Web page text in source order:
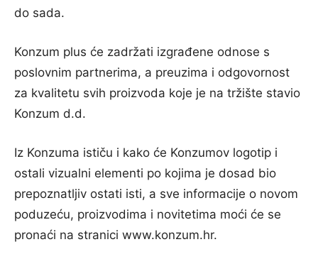
do sada.
Konzum plus će zadržati izgrađene odnose s
poslovnim partnerima, a preuzima i odgovornost
za kvalitetu svih proizvoda koje je na tržište stavio
Konzum d.d.
Iz Konzuma ističu i kako će Konzumov logotip i
ostali vizualni elementi po kojima je dosad bio
prepoznatljiv ostati isti, a sve informacije o novom
poduzeću, proizvodima i novitetima moći će se
pronaći na stranici www.konzum.hr.